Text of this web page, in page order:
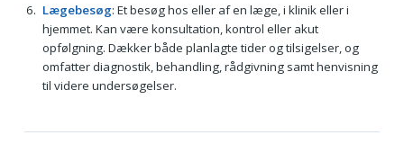
Lægebesøg: Et besøg hos eller af en læge, i klinik eller i
hjemmet. Kan være konsultation, kontrol eller akut
opfølgning. Dækker både planlagte tider og tilsigelser, og
omfatter diagnostik, behandling, rådgivning samt henvisning
til videre undersøgelser.